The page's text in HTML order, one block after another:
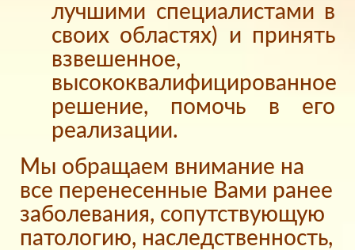
лучшими специалистами в
своих областях) и принять
взвешенное,
высококвалифицированное
решение, помочь в его
реализации.
Мы обращаем внимание на
все перенесенные Вами ранее
заболевания, сопутствующую
патологию, наследственность,